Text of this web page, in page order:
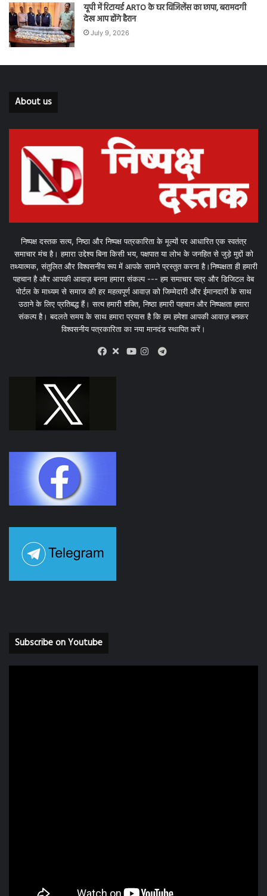
यूपी में रिटायर्ड ARTO के घर विजिलेंस का छापा, बरामदगी
देख आप होंगे हैरान
July 9, 2026
About us
निष्पक्ष दस्तक सत्य, निष्ठा और निष्पक्ष पत्रकारिता के मूल्यों पर आधारित एक स्वतंत्र
समाचार मंच है। हमारा उद्देश्य बिना किसी भय, पक्षपात या लोभ के जनहित से जुड़े मुद्दों को
तथ्यात्मक, संतुलित और विश्वसनीय रूप में आपके सामने प्रस्तुत करना है।निष्पक्षता ही हमारी
पहचान है और आपकी आवाज़ बनना हमारा संकल्प --- हम समाचार पत्र और डिजिटल वेब
पोर्टल के माध्यम से समाज की हर महत्वपूर्ण आवाज़ को जिम्मेदारी और ईमानदारी के साथ
उठाने के लिए प्रतिबद्ध हैं। सत्य हमारी शक्ति, निष्ठा हमारी पहचान और निष्पक्षता हमारा
संकल्प है। बदलते समय के साथ हमारा प्रयास है कि हम हमेशा आपकी आवाज़ बनकर
विश्वसनीय पत्रकारिता का नया मानदंड स्थापित करें।
X
Telegram
Subscribe on Youtube